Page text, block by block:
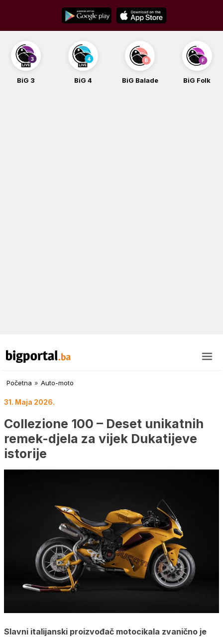
content
BiG 4 BiG Balade BiG Folk BiG iG
Početna » Auto-moto
31. Maja 2026.
Collezione 100 – Deset unikatnih
remek-djela za vijek Dukatijeve
istorije
Slavni italijanski proizvođač motocikala zvanično je